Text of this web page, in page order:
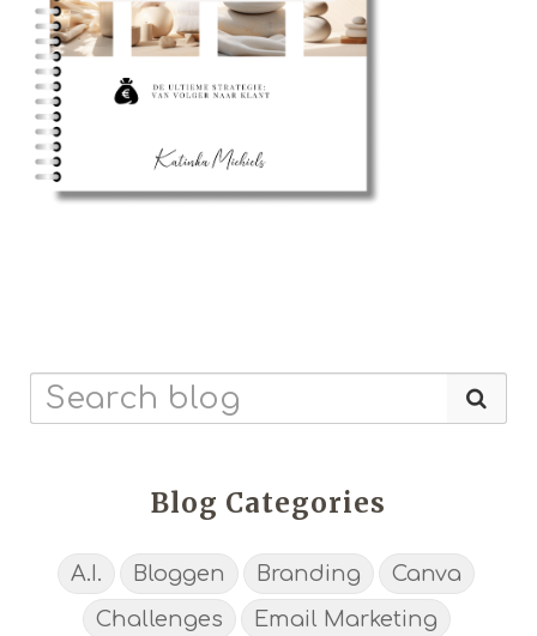
Blog Categories
A.I. Bloggen Branding
Canva
Challenges
Email Marketing